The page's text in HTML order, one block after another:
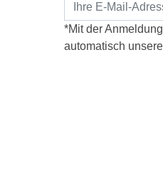
*Mit der
automatisch